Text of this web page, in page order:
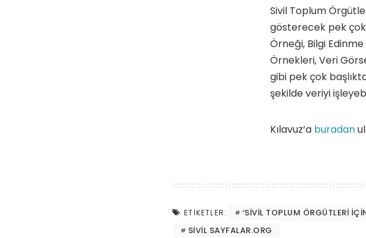
Sivil Toplum
gösterecek pek çok
Örneği, Bilgi
Örnekleri, Veri
gibi pek çok
şekilde veriyi
Kılavuz’a buradan
ETIKETLER:
‘SIVIL TOPLUM ÖRGÜTLERI
SIVIL SAYFALAR.ORG